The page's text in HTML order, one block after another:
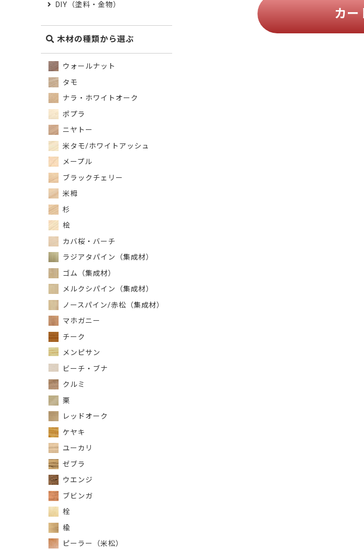
カー
DIY（塗料・金物）
木材の種類から選ぶ
ウォールナット
タモ
ナラ・ホワイトオーク
ポプラ
ニヤトー
米タモ/ホワイトアッシュ
メープル
ブラックチェリー
米栂
杉
桧
カバ桜・バーチ
ラジアタパイン（集成材）
ゴム（集成材）
メルクシパイン（集成材）
ノースパイン/赤松（集成材）
マホガニー
チーク
メンピサン
ビーチ・ブナ
クルミ
栗
レッドオーク
ケヤキ
ユーカリ
ゼブラ
ウエンジ
ブビンガ
栓
楡
ピーラー（米松）